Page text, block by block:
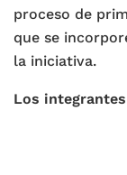
proceso de
que se
la iniciativa.
Los